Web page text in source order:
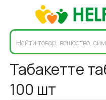
Табакетте
100 шт